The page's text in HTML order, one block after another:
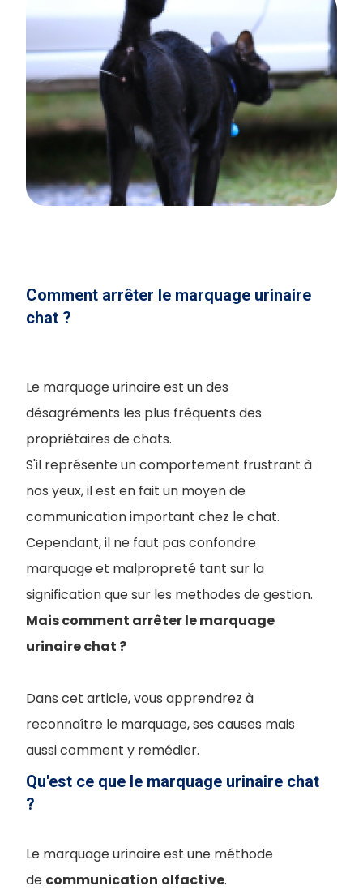
Comment arrêter le marquage urinaire
chat ?
Le marquage urinaire est un des
désagréments les plus fréquents des
propriétaires de chats.
S'il représente un comportement frustrant à
nos yeux, il est en fait un moyen de
communication important chez le chat.
Cependant, il ne faut pas confondre
marquage et malpropreté tant sur la
signification que sur les methodes de gestion.
Mais comment arrêter le marquage
urinaire chat ?
Dans cet article, vous apprendrez à
reconnaître le marquage, ses causes mais
aussi comment y remédier.
Qu'est ce que le marquage urinaire chat
?
Le marquage urinaire est une méthode
de communication olfactive.